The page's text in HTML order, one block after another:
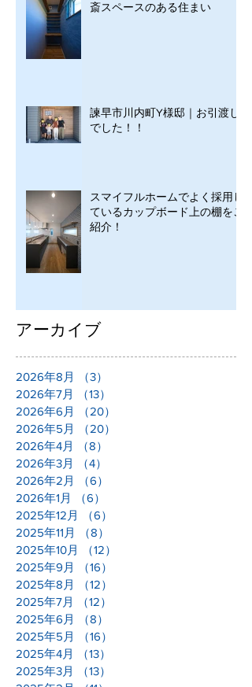
斎スペースのある住まい
諫早市川内町Y様邸｜お引渡し
でした！！
スマイフルホームでよく採用し
ているカップボード上の棚をご
紹介！
アーカイブ
2026年8月 （3）
2026年7月
（13）
2026年6月
（20）
2026年5月
（20）
2026年4月
（8）
2026年3月
（4）
2026年2月
（6）
2026年1月
（6）
2025年12月
（6）
2025年11月
（8）
2025年10月
（12）
2025年9月
（16）
2025年8月
（12）
2025年7月
（12）
2025年6月
（8）
2025年5月
（16）
2025年4月
（13）
2025年3月
（13）